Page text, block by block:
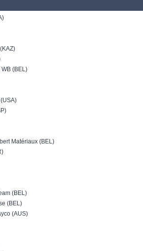
(BEL)
Matériaux (BEL)
(BEL)
(BEL)
(AUS)